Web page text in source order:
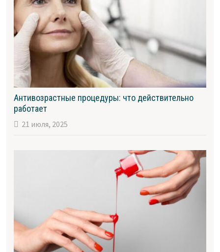
Антивозрастные процедуры: что действительно
работает
21 июля, 2025